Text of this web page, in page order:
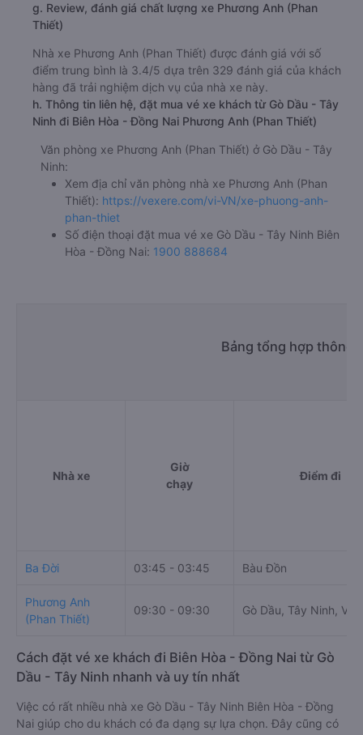
g. Review, đánh giá chất lượng xe Phương Anh (Phan
Thiết)
Nhà xe Phương Anh (Phan Thiết) được đánh giá với số
điểm trung bình là 3.4/5 dựa trên 329 đánh giá của khách
hàng đã trải nghiệm dịch vụ của nhà xe này.
h. Thông tin liên hệ, đặt mua vé xe khách từ Gò Dầu - Tây
Ninh đi Biên Hòa - Đồng Nai Phương Anh (Phan Thiết)
Văn phòng xe Phương Anh (Phan Thiết) ở Gò Dầu - Tây
Ninh:
Xem địa chỉ văn phòng nhà xe Phương Anh (Phan
Thiết): https://vexere.com/vi-VN/xe-phuong-anh-
phan-thiet
Số điện thoại đặt mua vé xe Gò Dầu - Tây Ninh Biên
Hòa - Đồng Nai: 1900 888684
Bảng tổng hợp thông
Nhà xe
Giờ
chạy
Điểm đi
Ba Đời 03:45 - 03:45 Bàu Đồn
Phương Anh
(Phan Thiết)
09:30 - 09:30 Gò Dầu, Tây Ninh,
Cách đặt vé xe khách đi Biên Hòa - Đồng Nai từ Gò
Dầu - Tây Ninh nhanh và uy tín nhất
Việc có rất nhiều nhà xe Gò Dầu - Tây Ninh Biên Hòa - Đồng
Nai giúp cho du khách có đa dạng sự lựa chọn. Đây cũng có